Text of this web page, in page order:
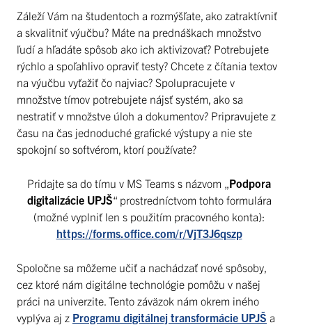
Záleží Vám na študentoch a rozmýšľate, ako zatraktívniť
a skvalitniť výučbu? Máte na prednáškach množstvo
ľudí a hľadáte spôsob ako ich aktivizovať? Potrebujete
rýchlo a spoľahlivo opraviť testy? Chcete z čítania textov
na výučbu vyťažiť čo najviac? Spolupracujete v
množstve tímov potrebujete nájsť systém, ako sa
nestratiť v množstve úloh a dokumentov? Pripravujete z
času na čas jednoduché grafické výstupy a nie ste
spokojní so softvérom, ktorí používate?
Pridajte sa do tímu v MS Teams s názvom „ Podpora
digitalizácie UPJŠ“ prostredníctvom tohto formulára
(možné vyplniť len s použitím pracovného konta):
https://forms.office.com/r/VjT3J6qszp
Spoločne sa môžeme učiť a nachádzať nové spôsoby,
cez ktoré nám digitálne technológie pomôžu v našej
práci na univerzite. Tento záväzok nám okrem iného
vyplýva aj z Programu digitálnej transformácie UPJŠ a